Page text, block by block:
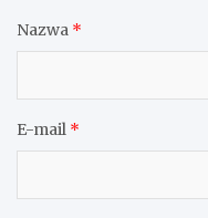
Nazwa *
E-mail *